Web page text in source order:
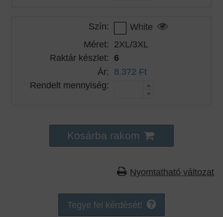
Szín:
White
Méret: 2XL/3XL
Raktár készlet: 6
Ár: 8.372 Ft
Rendelt mennyiség:
Kosárba rakom
Nyomtatható változat
Tegye fel kérdését!